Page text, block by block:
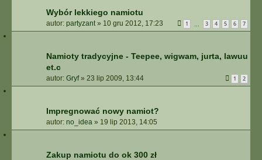
Wybór lekkiego namiotu
autor: partyzant» 10 gru 2012, 17:23 1 3 4 5 6 7
Namioty tradycyjne - Teepee, wigwam, jurta, lawuu
et.c
autor: Gryf» 23 lip 2009, 13:44 1 2
Impregnować nowy namiot?
autor: no_idea » 19 lip 2013, 14:05
Zakup namiotu do ok 300 zł